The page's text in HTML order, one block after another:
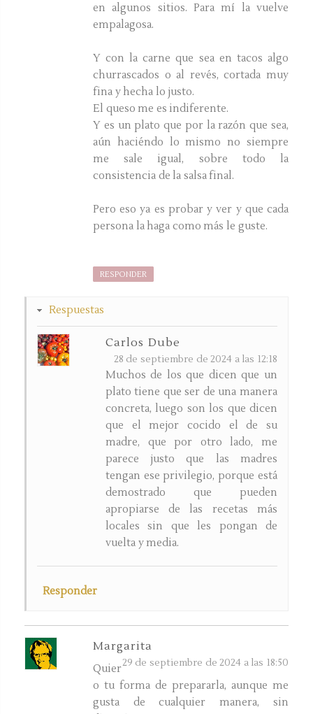
en algunos sitios. Para mí la vuelve
empalagosa.
Y con la carne que sea en tacos algo
churrascados o al revés, cortada muy
fina y hecha lo justo.
El queso me es indiferente.
Y es un plato que por la razón que sea,
aún haciéndo lo mismo no siempre
me sale igual, sobre todo la
consistencia de la salsa final.
Pero eso ya es probar y ver y que cada
persona la haga como más le guste.
RESPONDER
Respuestas
Carlos Dube
28 de septiembre de 2024 a las 12:18
Muchos de los que dicen que un
plato tiene que ser de una manera
concreta, luego son los que dicen
que el mejor cocido el de su
madre, que por otro lado, me
parece justo que las madres
tengan ese privilegio, porque está
demostrado que pueden
apropiarse de las recetas más
locales sin que les pongan de
vuelta y media.
Responder
Margarita
29 de septiembre de 2024 a las 18:50
Quier
o tu forma de prepararla, aunque me
gusta de cualquier manera, sin